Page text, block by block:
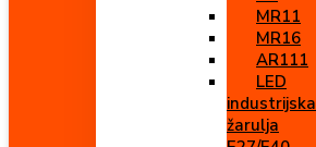
MR11
MR16
AR111
LED
industrijska
žarulja